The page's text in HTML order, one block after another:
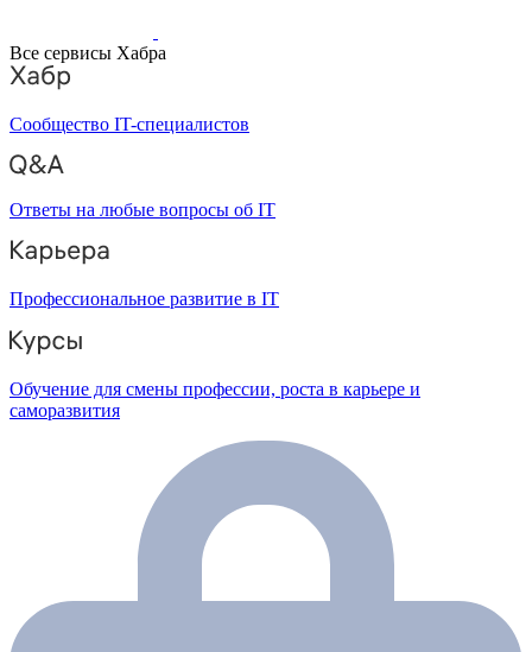
Все сервисы Хабра
Сообщество IT-специалистов
Ответы на любые вопросы об IT
Профессиональное развитие в IT
Обучение для смены профессии, роста в карьере и
саморазвития